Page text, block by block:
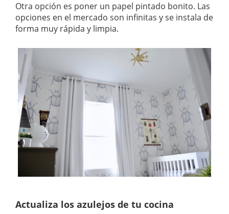
Otra opción es poner un papel pintado bonito. Las
opciones en el mercado son infinitas y se instala de
forma muy rápida y limpia.
Actualiza los azulejos de tu cocina